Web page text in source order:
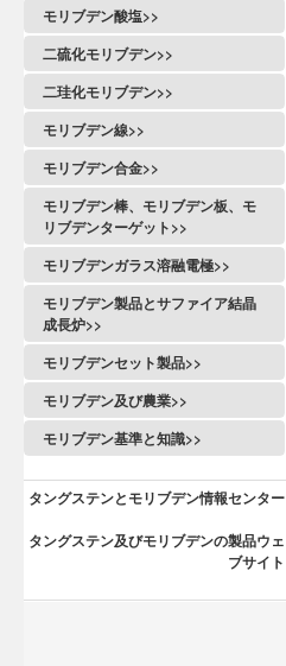
モリブデン酸塩>>
二硫化モリブデン>>
二珪化モリブデン>>
モリブデン線>>
モリブデン合金>>
モリブデン棒、モリブデン板、モ
リブデンターゲット>>
モリブデンガラス溶融電極>>
モリブデン製品とサファイア結晶
成長炉>>
モリブデンセット製品>>
モリブデン及び農業>>
モリブデン基準と知識>>
タングステンとモリブデン情報センター
タングステン及びモリブデンの製品ウェ
ブサイト